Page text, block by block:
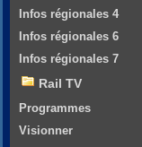
Infos régionales 4
Infos régionales 6
Infos régionales 7
Rail TV
Programmes
Visionner